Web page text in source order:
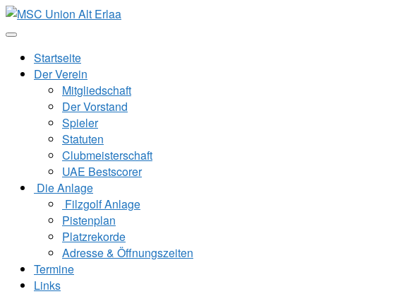
Zum
Inhalt
Startseite
Der Verein
Mitgliedschaft
Der Vorstand
Spieler
Statuten
Clubmeisterschaft
UAE Bestscorer
Die Anlage
Filzgolf Anlage
Pistenplan
Platzrekorde
Adresse & Öffnungszeiten
Termine
Links